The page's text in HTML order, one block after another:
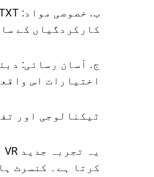
کارکردگیاں کے
ج. آسان رسائی:
اختیارات اس
ٹیکنالوجی اور